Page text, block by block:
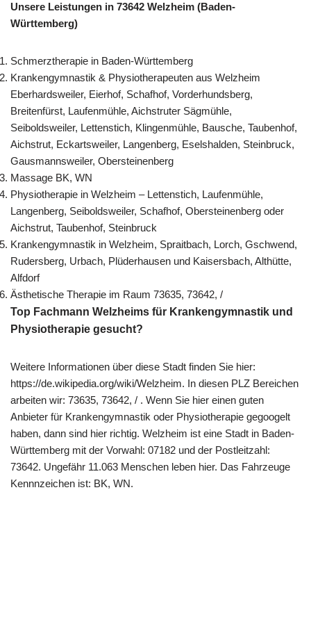
Unsere Leistungen in 73642 Welzheim (Baden-
Württemberg)
Schmerztherapie in Baden-Württemberg
Krankengymnastik & Physiotherapeuten aus Welzheim
Eberhardsweiler, Eierhof, Schafhof, Vorderhundsberg,
Breitenfürst, Laufenmühle, Aichstruter Sägmühle,
Seiboldsweiler, Lettenstich, Klingenmühle, Bausche, Taubenhof,
Aichstrut, Eckartsweiler, Langenberg, Eselshalden, Steinbruck,
Gausmannsweiler, Obersteinenberg
Massage BK, WN
Physiotherapie in Welzheim – Lettenstich, Laufenmühle,
Langenberg, Seiboldsweiler, Schafhof, Obersteinenberg oder
Aichstrut, Taubenhof, Steinbruck
Krankengymnastik in Welzheim, Spraitbach, Lorch, Gschwend,
Rudersberg, Urbach, Plüderhausen und Kaisersbach, Althütte,
Alfdorf
Ästhetische Therapie im Raum 73635, 73642, /
Top Fachmann Welzheims für Krankengymnastik und
Physiotherapie gesucht?
Weitere Informationen über diese Stadt finden Sie hier:
https://de.wikipedia.org/wiki/Welzheim. In diesen PLZ Bereichen
arbeiten wir: 73635, 73642, / . Wenn Sie hier einen guten
Anbieter für Krankengymnastik oder Physiotherapie gegoogelt
haben, dann sind hier richtig. Welzheim ist eine Stadt in Baden-
Württemberg mit der Vorwahl: 07182 und der Postleitzahl:
73642. Ungefähr 11.063 Menschen leben hier. Das Fahrzeuge
Kennnzeichen ist: BK, WN.